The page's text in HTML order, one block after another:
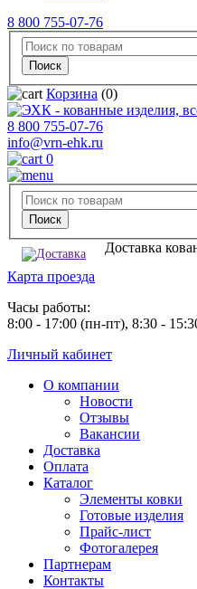
8 800 755-07-76
Корзина (0)
8 800 755-07-76
info@vrn-ehk.ru
0
Доставка
Карта проезда
Часы работы:
8:00 - 17:00 (пн-пт), 8:30 -
Личный кабинет
О компании
Новости
Отзывы
Вакансии
Доставка
Оплата
Каталог
Элементы ковки
Готовые изделия
Прайс-лист
Фотогалерея
Партнерам
Контакты